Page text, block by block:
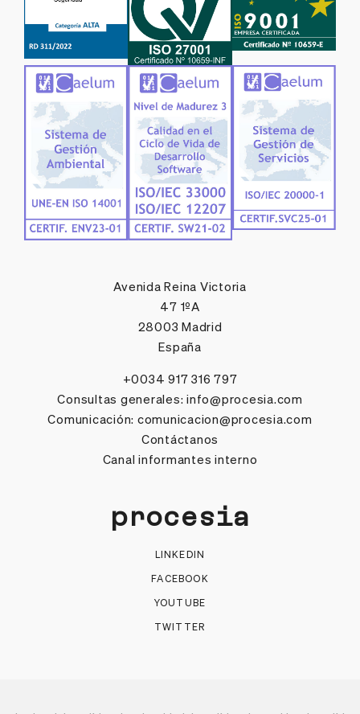
Avenida Reina Victoria
47 1ºA
28003 Madrid
España
+0034 917 316 797
Consultas generales: info@procesia.com
Comunicación: comunicacion@procesia.com
Contáctanos
Canal informantes interno
procesia
LINKEDIN
FACEBOOK
YOUTUBE
TWITTER